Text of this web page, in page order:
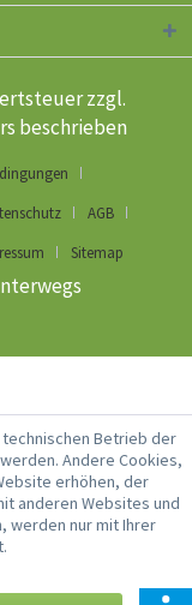
zzgl.
beschrieben
AGB
Sitemap
Betrieb der
Andere Cookies,
erhöhen, der
anderen Websites und
werden nur mit Ihrer